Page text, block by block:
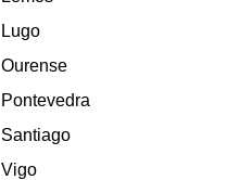
Lugo
Ourense
Pontevedra
Santiago
Vigo